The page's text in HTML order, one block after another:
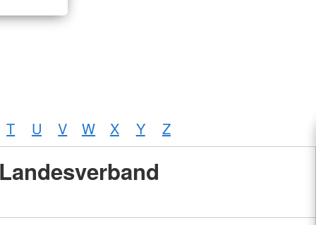
T U V W X Y Z
Landesverband